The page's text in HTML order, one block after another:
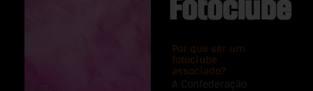
Por que ser um
fotoclube
associado?
A Confederação